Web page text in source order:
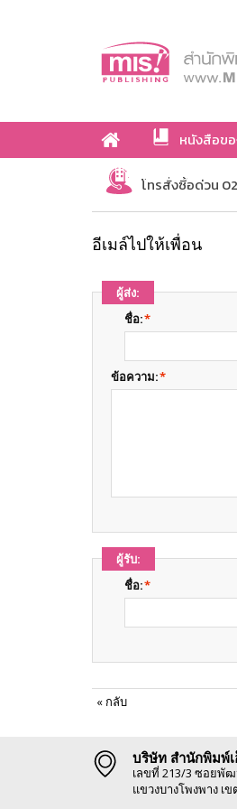
หนังสือขอ
เกี่ยวกับเรา
โทรสั่งซื้อด่วน
อีเมล์ไปให้เพื่อน
ผู้ส่ง:
*
ชื่อ:
*
ข้อความ:
ผู้รับ:
*
ชื่อ:
« กลับ
บริษัท สำนักพิมพ์เ
เลขที่ 213/3 ซอยพัฒ
แขวงบางโพงพาง เ